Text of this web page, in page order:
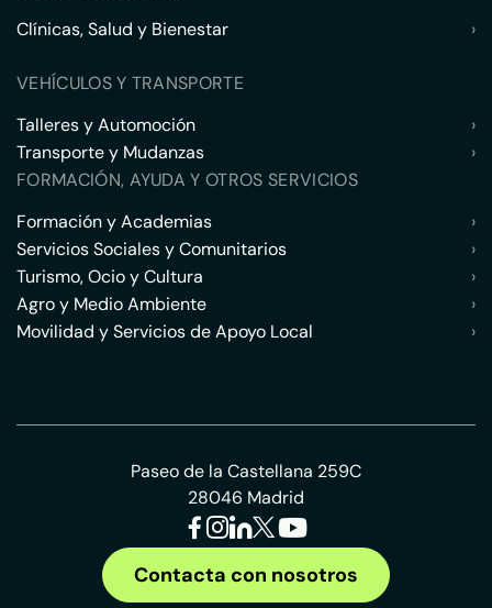
Clínicas, Salud y Bienestar
›
VEHÍCULOS Y TRANSPORTE
Talleres y Automoción
›
Transporte y Mudanzas
›
FORMACIÓN, AYUDA Y OTROS SERVICIOS
Formación y Academias
›
Servicios Sociales y Comunitarios
›
Turismo, Ocio y Cultura
›
Agro y Medio Ambiente
›
Movilidad y Servicios de Apoyo Local
›
Paseo de la Castellana 259C
28046 Madrid
Contacta con nosotros